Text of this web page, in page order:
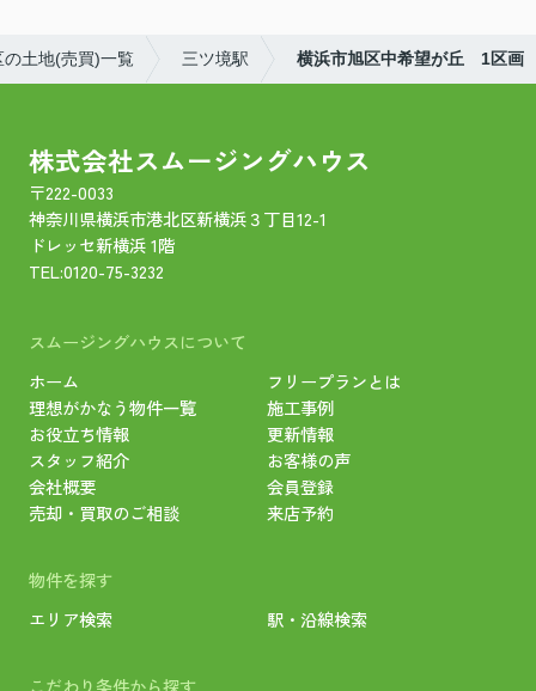
の土地(売買)一覧 三ツ境駅 横浜市旭区中希望が丘 1区画
株式会社スムージングハウス
〒222-0033
神奈川県横浜市港北区新横浜３丁目12-1
ドレッセ新横浜 1階
TEL:0120-75-3232
スムージングハウスについて
ホーム
フリープランとは
理想がかなう物件一覧
施工事例
お役立ち情報
更新情報
スタッフ紹介
お客様の声
会社概要
会員登録
売却・買取のご相談
来店予約
物件を探す
エリア検索
駅・沿線検索
こだわり条件から探す